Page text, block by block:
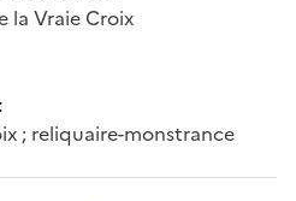
la Vraie Croix
; reliquaire-monstrance